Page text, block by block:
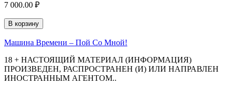
7 000.00 ₽
В корзину
Машина Времени – Пой Со Мной!
18 + НАСТОЯЩИЙ МАТЕРИАЛ (ИНФОРМАЦИЯ)
ПРОИЗВЕДЕН, РАСПРОСТРАНЕН (И) ИЛИ НАПРАВЛЕН
ИНОСТРАННЫМ АГЕНТОМ..